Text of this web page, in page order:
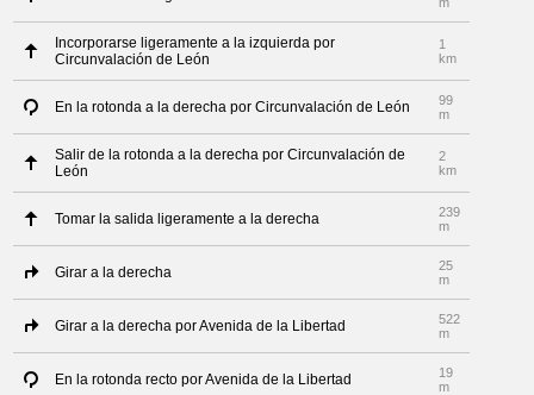
Incorporarse ligeramente a la izquierda por
Circunvalación de León
1
km
En la rotonda a la derecha por Circunvalación de León
99
m
Salir de la rotonda a la derecha por Circunvalación de
León
2
km
Tomar la salida ligeramente a la derecha
239
m
Girar a la derecha
25
m
Girar a la derecha por Avenida de la Libertad
522
m
En la rotonda recto por Avenida de la Libertad
19
m